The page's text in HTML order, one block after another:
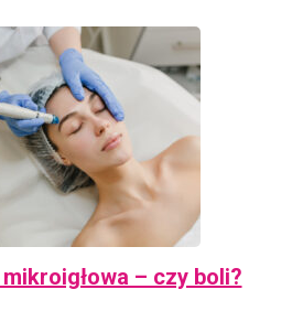
– czy boli?